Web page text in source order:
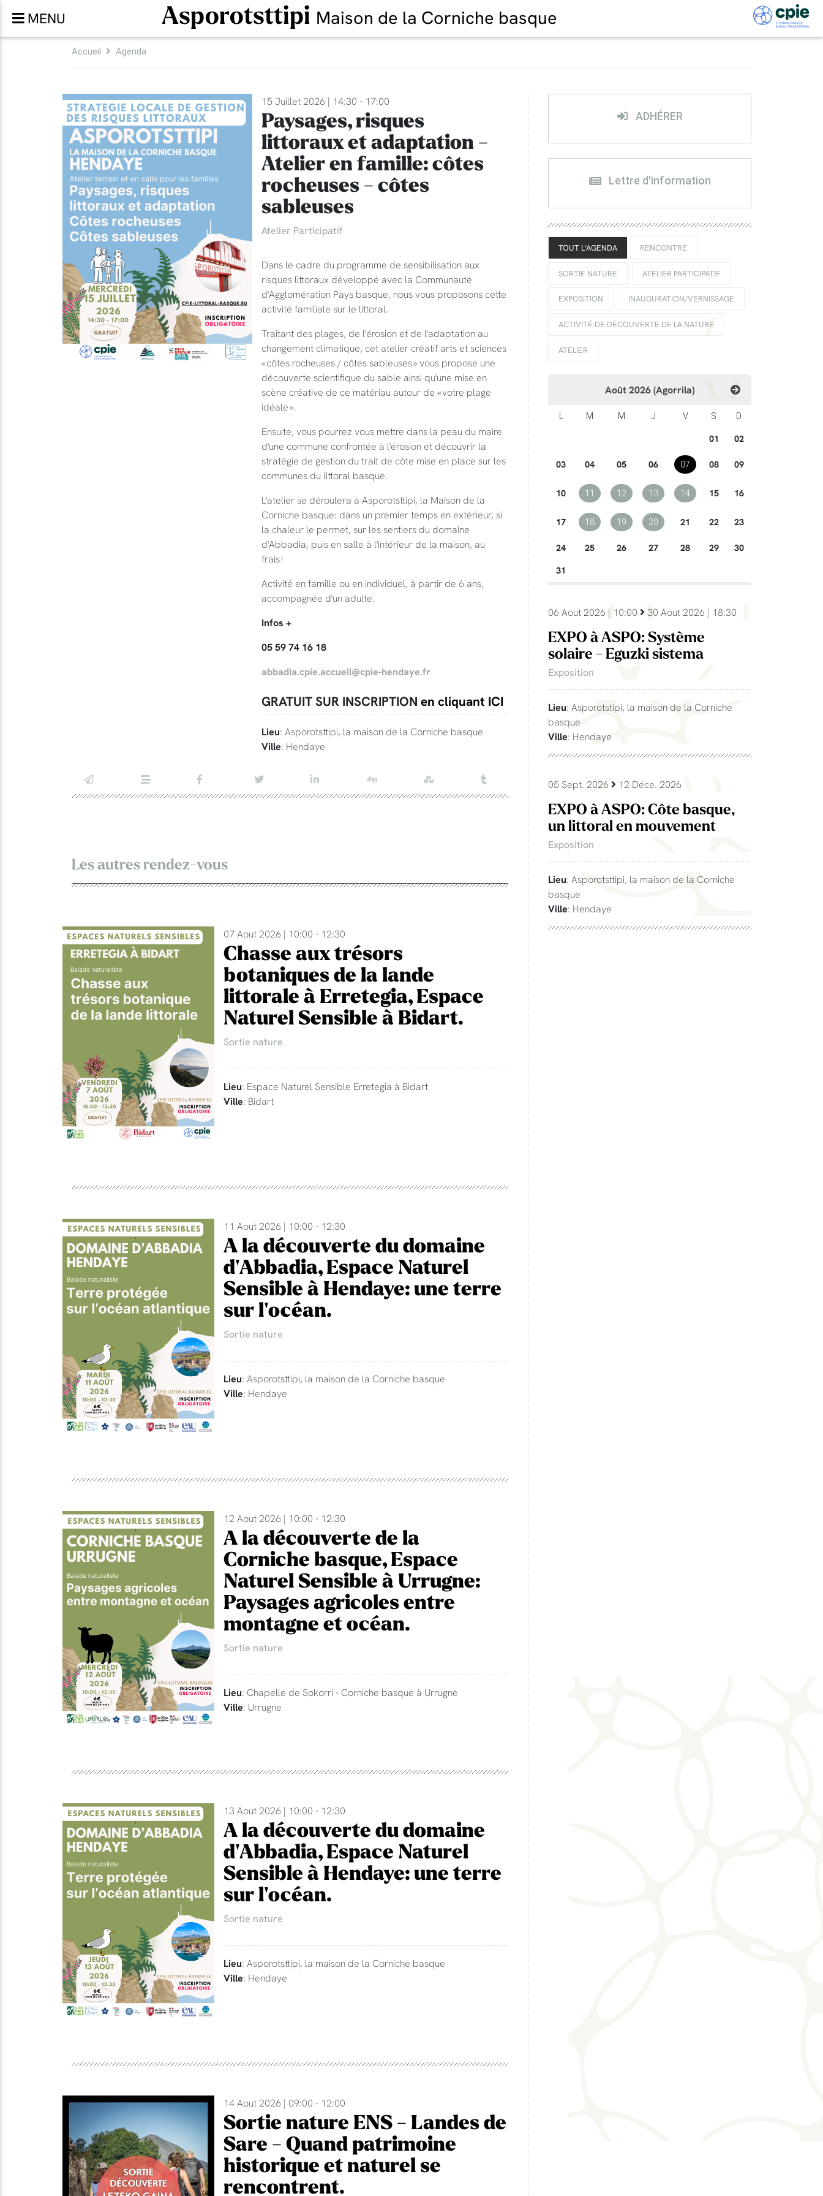
MENU Asporotsttipi Maison de la Corniche basque
Accueil Agenda
15 Juillet 2026 | 14:30 - 17:00
Paysages, risques
littoraux et adaptation -
Atelier en famille: côtes
rocheuses - côtes
sableuses
Atelier Participatif
Dans le cadre du programme de sensibilisation aux
risques littoraux développé avec la Communauté
d'Agglomération Pays basque, nous vous proposons cette
activité familiale sur le littoral.
Traitant des plages, de l'érosion et de l'adaptation au
changement climatique, cet atelier créatif arts et sciences
« côtes rocheuses / côtes sableuses » vous propose une
découverte scientifique du sable ainsi qu'une mise en
scène créative de ce matériau autour de « votre plage
idéale ».
Ensuite, vous pourrez vous mettre dans la peau du maire
d'une commune confrontée à l'érosion et découvrir la
stratégie de gestion du trait de côte mise en place sur les
communes du littoral basque.
L'atelier se déroulera à Asporotsttipi, la Maison de la
Corniche basque: dans un premier temps en extérieur, si
la chaleur le permet, sur les sentiers du domaine
d'Abbadia, puis en salle à l'intérieur de la maison, au
frais !
Activité en famille ou en individuel, à partir de 6 ans,
accompagnée d'un adulte.
Infos +
05 59 74 16 18
abbadia.cpie.accueil@cpie-hendaye.fr
GRATUIT SUR INSCRIPTION en cliquant ICI
Lieu: Asporotsttipi, la maison de la Corniche basque
Ville: Hendaye
Les autres rendez-vous
07 Aout 2026 | 10:00 - 12:30
Chasse aux trésors
botaniques de la lande
littorale à Erretegia, Espace
Naturel Sensible à Bidart.
Sortie nature
Lieu: Espace Naturel Sensible Erretegia à Bidart
Ville: Bidart
11 Aout 2026 | 10:00 - 12:30
A la découverte du domaine
d'Abbadia, Espace Naturel
Sensible à Hendaye: une terre
sur l'océan.
Sortie nature
Lieu: Asporotsttipi, la maison de la Corniche basque
Ville: Hendaye
12 Aout 2026 | 10:00 - 12:30
A la découverte de la
Corniche basque, Espace
Naturel Sensible à Urrugne:
Paysages agricoles entre
montagne et océan.
Sortie nature
Lieu: Chapelle de Sokorri - Corniche basque à Urrugne
Ville: Urrugne
13 Aout 2026 | 10:00 - 12:30
A la découverte du domaine
d'Abbadia, Espace Naturel
Sensible à Hendaye: une terre
sur l'océan.
Sortie nature
Lieu: Asporotsttipi, la maison de la Corniche basque
Ville: Hendaye
14 Aout 2026 | 09:00 - 12:00
Sortie nature ENS - Landes de
Sare - Quand patrimoine
historique et naturel se
rencontrent.
ADHÉRER
Lettre d'information
TOUT L'AGENDA RENCONTRE
SORTIE NATURE ATELIER PARTICIPATIF
EXPOSITION INAUGURATION/VERNISSAGE
ACTIVITÉ DE DÉCOUVERTE DE LA NATURE
ATELIER
Août 2026 (Agorrila)
L M M J V S D
01 02
03 04 05 06 07 08 09
10 11 12 13 14 15 16
17 18 19 20 21 22 23
24 25 26 27 28 29 30
31
06 Aout 2026 | 10:00 30 Aout 2026 | 18:30
EXPO à ASPO: Système
solaire - Eguzki sistema
Exposition
Lieu: Asporotstipi, la maison de la Corniche
basque
Ville: Hendaye
05 Sept. 2026 12 Déce. 2026
EXPO à ASPO: Côte basque,
un littoral en mouvement
Exposition
Lieu: Asporotsttipi, la maison de la Corniche
basque
Ville: Hendaye